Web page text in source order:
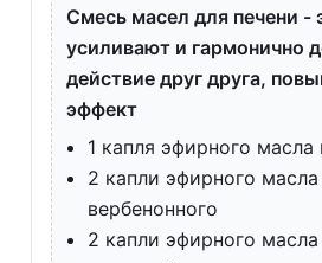
Смесь масел для печени -
усиливают и гармонично
действие друг друга,
эффект
1 капля эфирного
2 капли эфирного
вербенонного
2 капли эфирного